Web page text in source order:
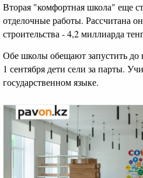
Вторая "комфортная школа" еще
отделочные работы. Рассчитана
строительства - 4,2 миллиарда
Обе школы обещают запустить до
1 сентября дети сели за парты.
государственном языке.